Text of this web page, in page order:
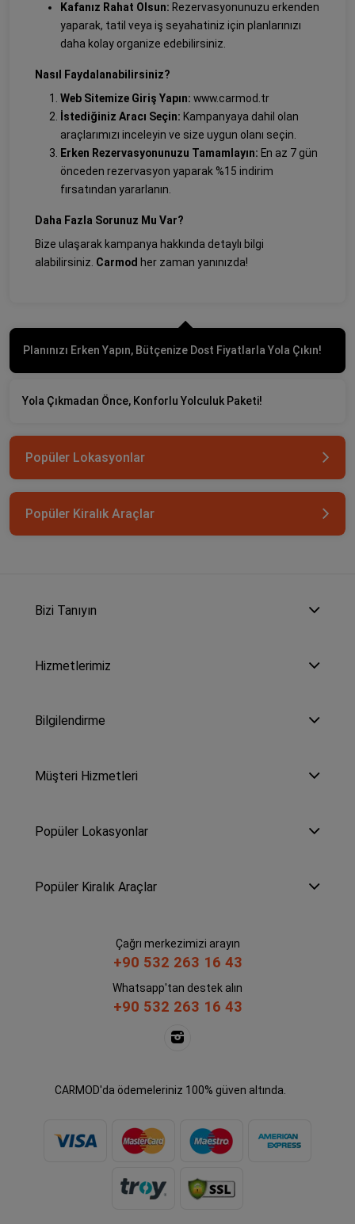
Kafanız Rahat Olsun: Rezervasyonunuzu erkenden
yaparak, tatil veya iş seyahatiniz için planlarınızı
daha kolay organize edebilirsiniz.
Nasıl Faydalanabilirsiniz?
Web Sitemize Giriş Yapın: www.carmod.tr
İstediğiniz Aracı Seçin: Kampanyaya dahil olan
araçlarımızı inceleyin ve size uygun olanı seçin.
Erken Rezervasyonunuzu Tamamlayın: En az 7 gün
önceden rezervasyon yaparak %15 indirim
fırsatından yararlanın.
Daha Fazla Sorunuz Mu Var?
Bize ulaşarak kampanya hakkında detaylı bilgi
alabilirsiniz. Carmod her zaman yanınızda!
Planınızı Erken Yapın, Bütçenize Dost Fiyatlarla Yola Çıkın!
Yola Çıkmadan Önce, Konforlu Yolculuk Paketi!
Popüler Lokasyonlar
Popüler Kiralık Araçlar
Bizi Tanıyın
Hizmetlerimiz
Bilgilendirme
Müşteri Hizmetleri
Popüler Lokasyonlar
Popüler Kiralık Araçlar
Çağrı merkezimizi arayın
+90 532 263 16 43
Whatsapp'tan destek alın
+90 532 263 16 43
CARMOD'da ödemeleriniz 100% güven altında.